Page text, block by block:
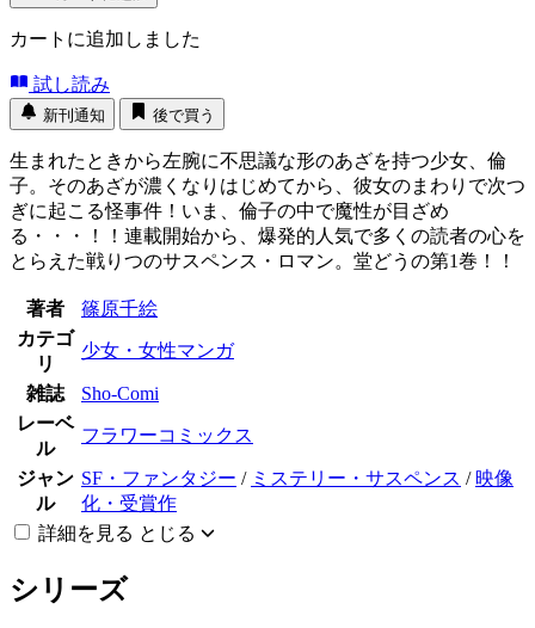
カートに追加しました
試し読み
新刊通知 後で買う
生まれたときから左腕に不思議な形のあざを持つ少女、倫
子。そのあざが濃くなりはじめてから、彼女のまわりで次つ
ぎに起こる怪事件！いま、倫子の中で魔性が目ざめ
る・・・！！連載開始から、爆発的人気で多くの読者の心を
とらえた戦りつのサスペンス・ロマン。堂どうの第1巻！！
著者
篠原千絵
カテゴ
リ
少女・女性マンガ
雑誌
Sho-Comi
レーベ
ル
フラワーコミックス
ジャン
ル
SF・ファンタジー / ミステリー・サスペンス / 映像
化・受賞作
詳細を見る とじる
シリーズ